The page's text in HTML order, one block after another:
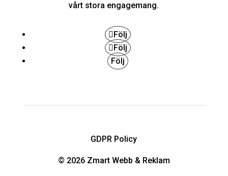
vårt stora engagemang.
Följ
Följ
Följ
GDPR Policy
© 2026 Zmart Webb & Reklam